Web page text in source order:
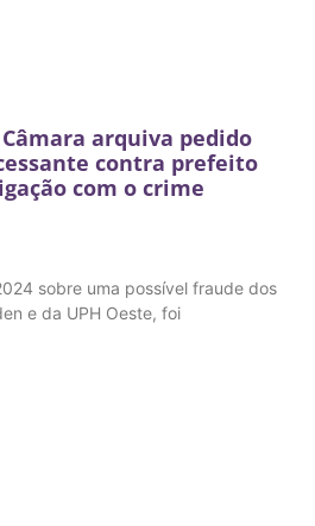
arquiva pedido
contra prefeito
com o crime
sobre uma possível fraude dos
e da UPH Oeste, foi